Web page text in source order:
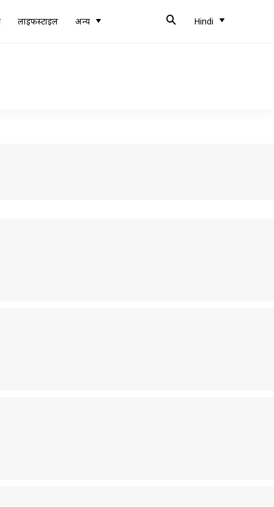
लाइफस्टाइल अन्य Hindi